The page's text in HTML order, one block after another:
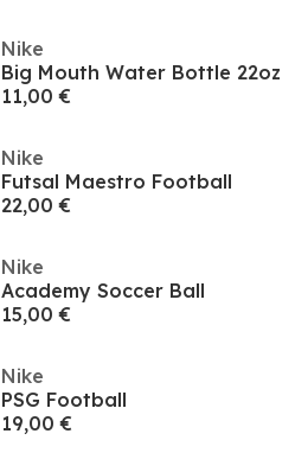
Nike
Big Mouth Water Bottle 22oz
11,00 €
Nike
Futsal Maestro Football
22,00 €
Nike
Academy Soccer Ball
15,00 €
Nike
PSG Football
19,00 €